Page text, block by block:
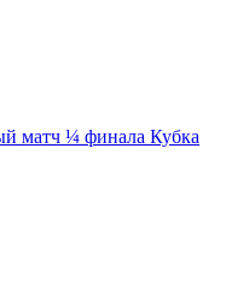
матч ¼ финала Кубка